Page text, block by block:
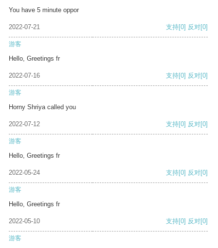
You have 5 minute oppor
2022-07-21 支持[0] 反对[0]
游客
Hello, Greetings fr
2022-07-16 支持[0] 反对[0]
游客
Horny Shriya called you
2022-07-12 支持[0] 反对[0]
游客
Hello, Greetings fr
2022-05-24 支持[0] 反对[0]
游客
Hello, Greetings fr
2022-05-10 支持[0] 反对[0]
游客